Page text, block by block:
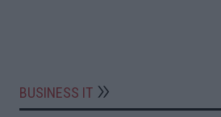
BUSINESS IT